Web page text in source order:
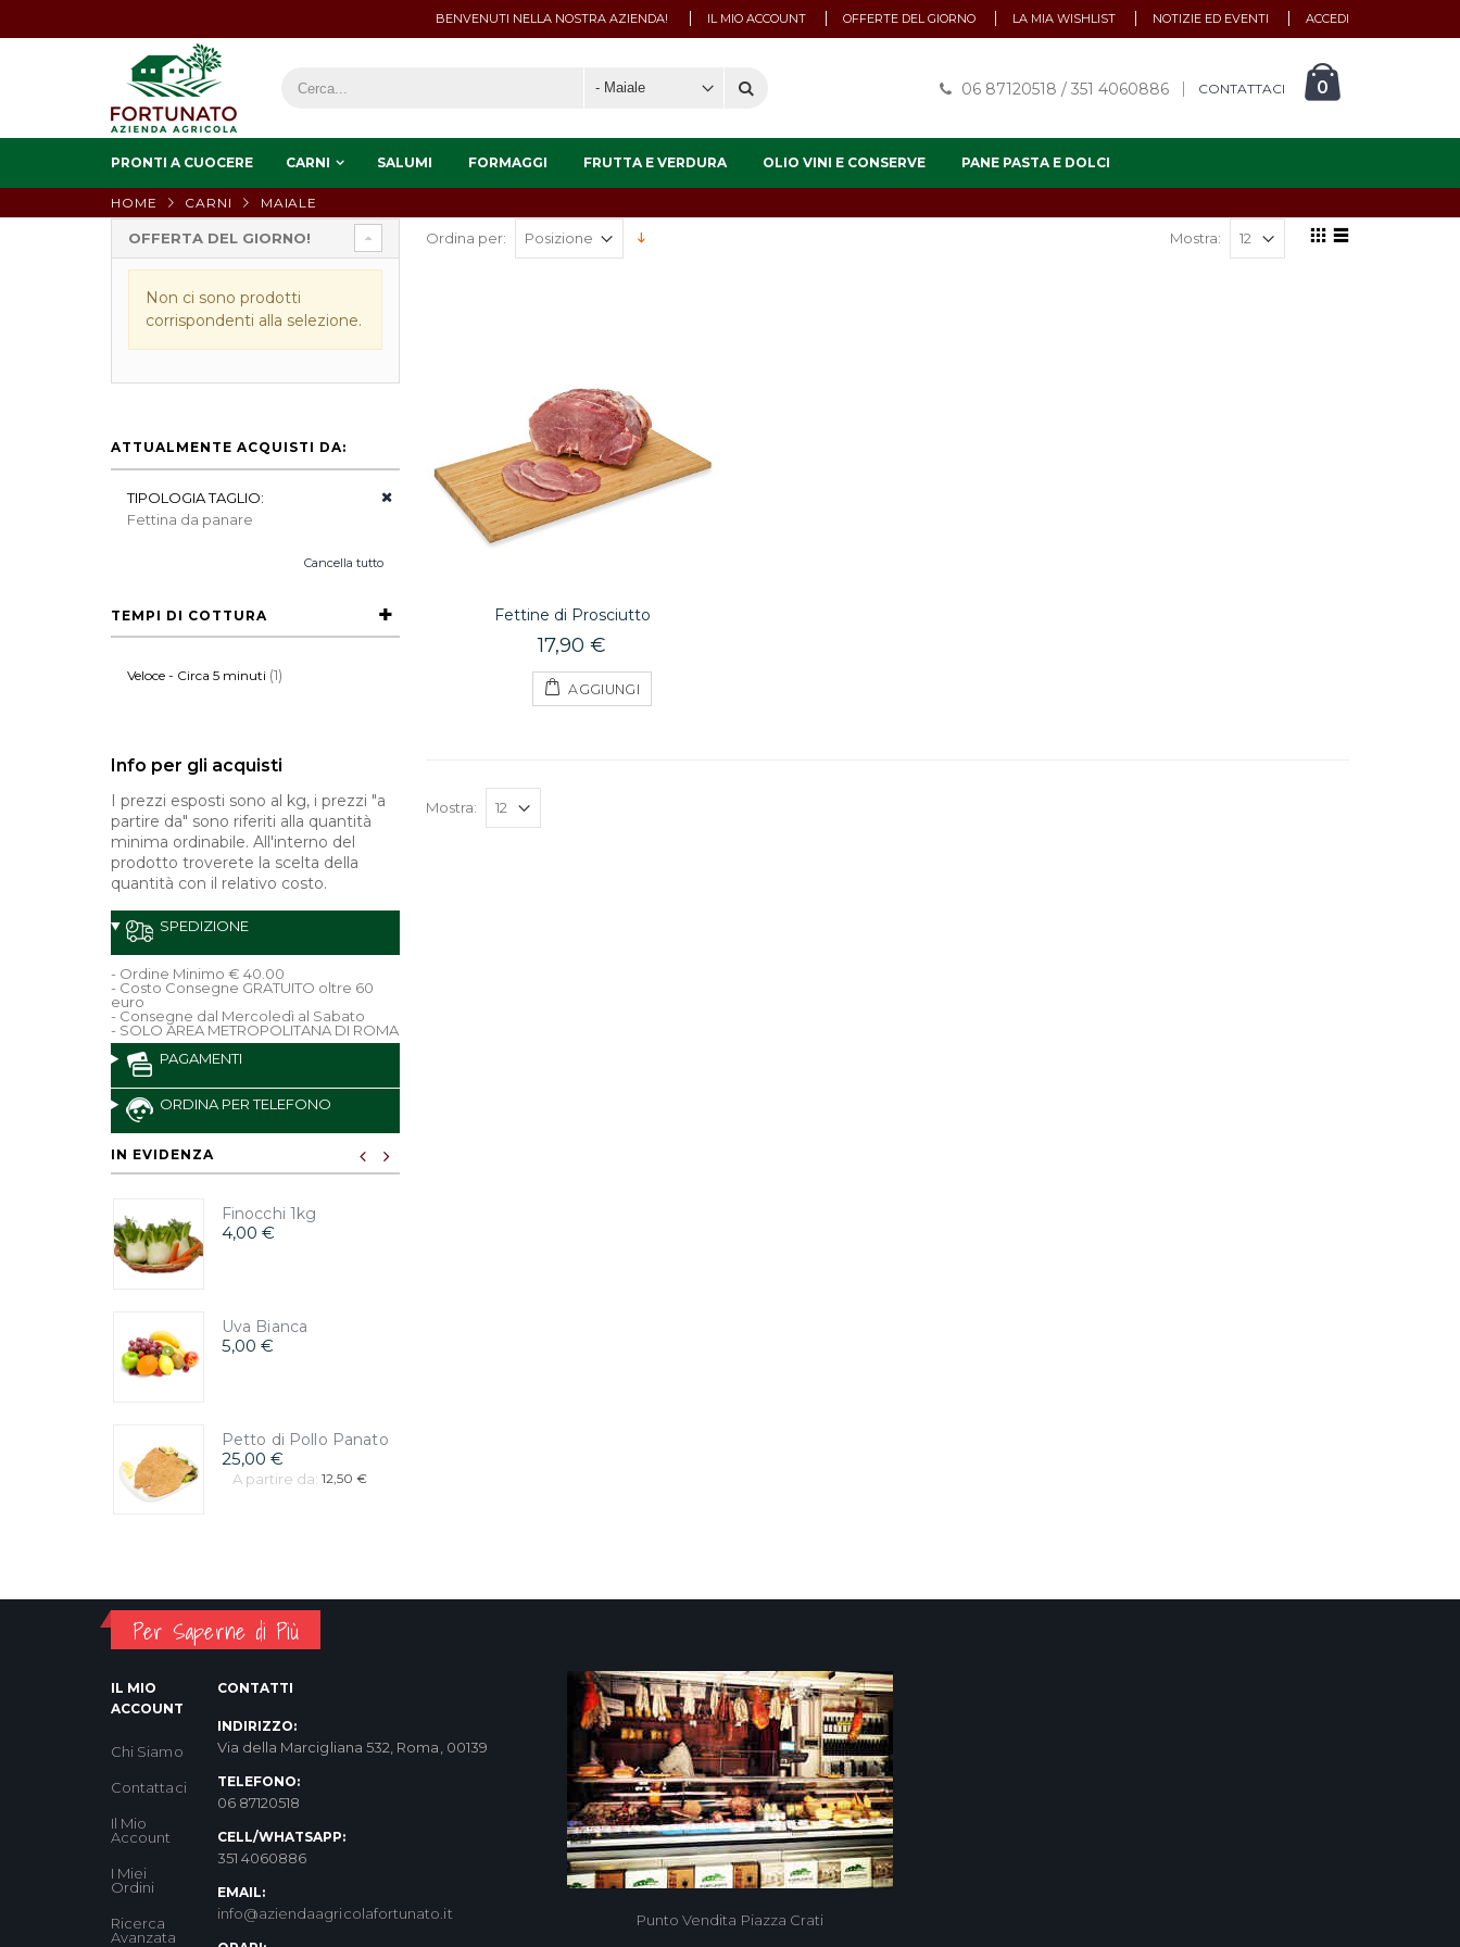
IL MIO ACCOUNT OFFERTE DEL GIORNO LA MIA WISHLIST NOTIZIE ED EVENTI ACCEDI
BENVENUTI NELLA NOSTRA AZIENDA!
06 87120518 / 351 4060886 CONTATTACI 0
PRONTI A CUOCERE CARNI SALUMI FORMAGGI FRUTTA E VERDURA OLIO VINI E CONSERVE PANE PASTA E DOLCI
HOME CARNI MAIALE
Ordina per: Mostra:
Fettine di Prosciutto
17,90 €
AGGIUNGI
Mostra:
OFFERTA DEL GIORNO!
Non ci sono prodotti
corrispondenti alla selezione.
ATTUALMENTE ACQUISTI DA:
TIPOLOGIA TAGLIO:
Fettina da panare
Cancella tutto
TEMPI DI COTTURA
Veloce - Circa 5 minuti (1)
Info per gli acquisti
I prezzi esposti sono al kg, i prezzi "a
partire da" sono riferiti alla quantità
minima ordinabile. All'interno del
prodotto troverete la scelta della
quantità con il relativo costo.
SPEDIZIONE
- Ordine Minimo € 40.00
- Costo Consegne GRATUITO oltre 60
euro
- Consegne dal Mercoledì al Sabato
- SOLO AREA METROPOLITANA DI ROMA
PAGAMENTI
ORDINA PER TELEFONO
IN EVIDENZA
Finocchi 1kg
4,00 €
Uva Bianca
5,00 €
Petto di Pollo Panato
25,00 €
A partire da: 12,50 €
Per Saperne di Più
IL MIO
ACCOUNT
Chi Siamo
Contattaci
Il Mio
Account
I Miei
Ordini
Ricerca
Avanzata
CONTATTI
INDIRIZZO:
Via della Marcigliana 532, Roma, 00139
TELEFONO:
06 87120518
CELL/WHATSAPP:
351 4060886
EMAIL:
info@aziendaagricolafortunato.it Punto Vendita Piazza Crati